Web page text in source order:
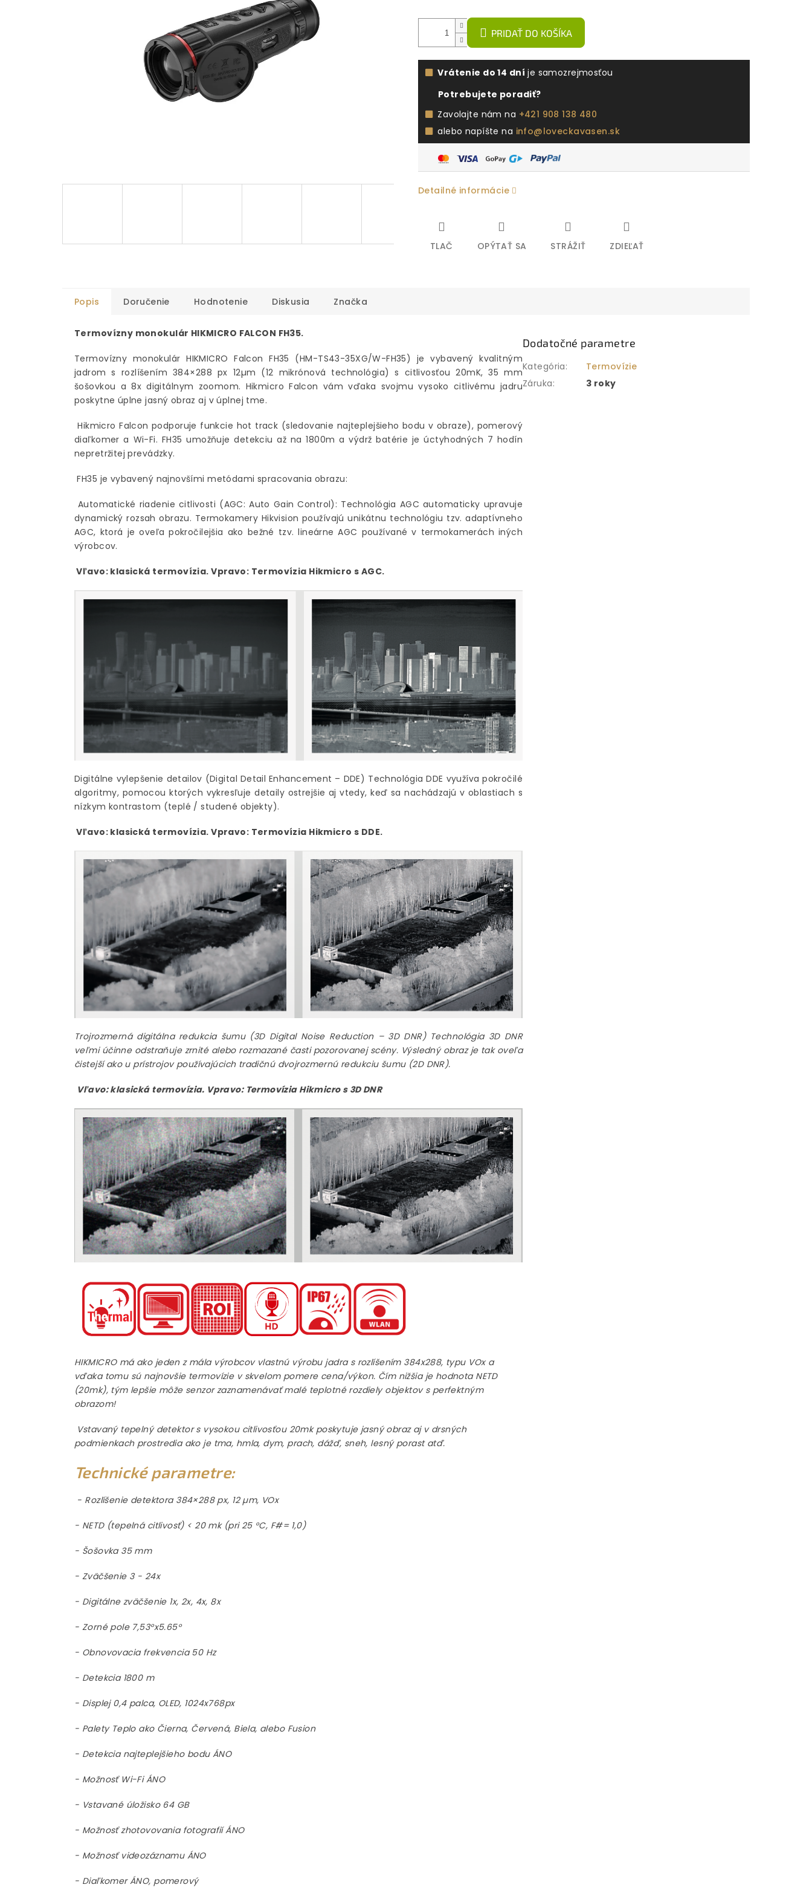
PRIDAŤ DO KOŠÍKA
Vrátenie do 14 dní je samozrejmosťou
Potrebujete poradiť?
Zavolajte nám na +421 908 138 480
alebo napíšte na info@loveckavasen.sk
Detailné informácie
TLAČ OPÝTAŤ SA STRÁŽIŤ ZDIEĽAŤ
Popis Doručenie Hodnotenie Diskusia Značka
Termovízny monokulár HIKMICRO FALCON FH35.
Termovízny monokulár HIKMICRO Falcon FH35 (HM-TS43-35XG/W-FH35) je vybavený kvalitným
jadrom s rozlíšením 384×288 px 12µm (12 mikrónová technológia) s citlivosťou 20mK, 35 mm
šošovkou a 8x digitálnym zoomom. Hikmicro Falcon vám vďaka svojmu vysoko citlivému jadru
poskytne úplne jasný obraz aj v úplnej tme.
Hikmicro Falcon podporuje funkcie hot track (sledovanie najteplejšieho bodu v obraze), pomerový
diaľkomer a Wi-Fi. FH35 umožňuje detekciu až na 1800m a výdrž batérie je úctyhodných 7 hodín
nepretržitej prevádzky.
FH35 je vybavený najnovšími metódami spracovania obrazu:
Automatické riadenie citlivosti (AGC: Auto Gain Control): Technológia AGC automaticky upravuje
dynamický rozsah obrazu. Termokamery Hikvision používajú unikátnu technológiu tzv. adaptívneho
AGC, ktorá je oveľa pokročilejšia ako bežné tzv. lineárne AGC používané v termokamerách iných
výrobcov.
Vľavo: klasická termovízia. Vpravo: Termovízia Hikmicro s AGC.
Digitálne vylepšenie detailov (Digital Detail Enhancement – ​​DDE) Technológia DDE využíva pokročilé
algoritmy, pomocou ktorých vykresľuje detaily ostrejšie aj vtedy, keď sa nachádzajú v oblastiach s
nízkym kontrastom (teplé / studené objekty).
Vľavo: klasická termovízia. Vpravo: Termovízia Hikmicro s DDE.
Trojrozmerná digitálna redukcia šumu (3D Digital Noise Reduction – 3D DNR) Technológia 3D DNR
veľmi účinne odstraňuje zrnité alebo rozmazané časti pozorovanej scény. Výsledný obraz je tak oveľa
čistejší ako u prístrojov používajúcich tradičnú dvojrozmernú redukciu šumu (2D DNR).
Vľavo: klasická termovízia. Vpravo: Termovízia Hikmicro s 3D DNR
HIKMICRO má ako jeden z mála výrobcov vlastnú výrobu jadra s rozlíšením 384x288, typu VOx a
vďaka tomu sú najnovšie termovízie v skvelom pomere cena/výkon. Čím nižšia je hodnota NETD
(20mk), tým lepšie môže senzor zaznamenávať malé teplotné rozdiely objektov s perfektným
obrazom!
Vstavaný tepelný detektor s vysokou citlivosťou 20mk poskytuje jasný obraz aj v drsných
podmienkach prostredia ako je tma, hmla, dym, prach, dážď, sneh, lesný porast atď.
Technické parametre:
- Rozlíšenie detektora 384×288 px, 12 µm, VOx
- NETD (tepelná citlivosť) < 20 mk (pri 25 °C, F#= 1,0)
- Šošovka 35 mm
- Zväčšenie 3 - 24x
- Digitálne zväčšenie 1x, 2x, 4x, 8x
- Zorné pole 7,53°x5.65°
- Obnovovacia frekvencia 50 Hz
- Detekcia 1800 m
- Displej 0,4 palca, OLED, 1024x768px
- Palety Teplo ako Čierna, Červená, Biela, alebo Fusion
- Detekcia najteplejšieho bodu ÁNO
- Možnosť Wi-Fi ÁNO
- Vstavané úložisko 64 GB
- Možnosť zhotovovania fotografií ÁNO
- Možnosť videozáznamu ÁNO
- Diaľkomer ÁNO, pomerový
Dodatočné parametre
Kategória:
Termovízie
Záruka: 3 roky